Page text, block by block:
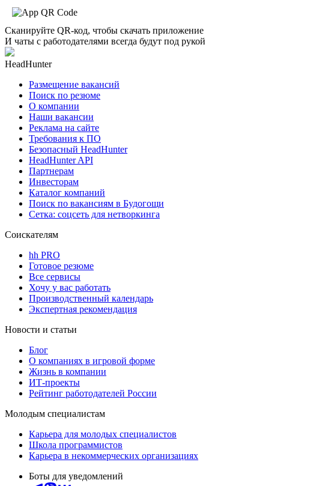
Сканируйте QR-код, чтобы скачать приложение
И чаты с работодателями всегда будут под рукой
HeadHunter
Размещение вакансий
Поиск по резюме
О компании
Наши вакансии
Реклама на сайте
Требования к ПО
Безопасный HeadHunter
HeadHunter API
Партнерам
Инвесторам
Каталог компаний
Поиск по вакансиям в Будогощи
Сетка: соцсеть для нетворкинга
Соискателям
hh PRO
Готовое резюме
Все сервисы
Хочу у вас работать
Производственный календарь
Экспертная рекомендация
Новости и статьи
Блог
О компаниях в игровой форме
Жизнь в компании
ИТ-проекты
Рейтинг работодателей России
Молодым специалистам
Карьера для молодых специалистов
Школа программистов
Карьера в некоммерческих организациях
Боты для уведомлений